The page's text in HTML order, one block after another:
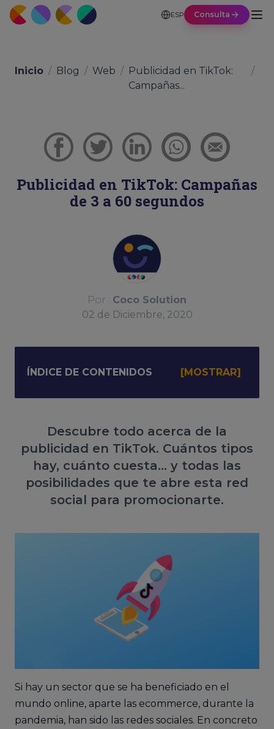
ESP Consulta
Inicio / Blog / Web / Publicidad en TikTok:
Campañas...
/
Publicidad en TikTok: Campañas
de 3 a 60 segundos
Por : Coco Solution
02 de Diciembre, 2020
ÍNDICE DE CONTENIDOS
Descubre todo acerca de la
publicidad en TikTok. Cuántos tipos
hay, cuánto cuesta... y todas las
posibilidades que te abre esta red
social para promocionarte.
Si hay un sector que se ha beneficiado en el
mundo online, aparte las ecommerce, durante la
pandemia, han sido las redes sociales. En concreto